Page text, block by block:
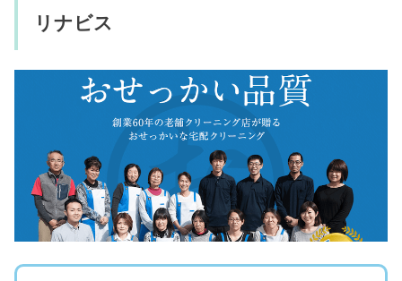
リナビス